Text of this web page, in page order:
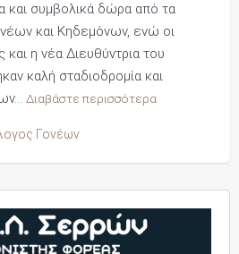
και συμβολικά δώρα από τα
και Κηδεμόνων, ενώ οι
η νέα Διευθύντρια του
καλή σταδιοδρομία και
Διαβάστε περισσότερα
Γονέων